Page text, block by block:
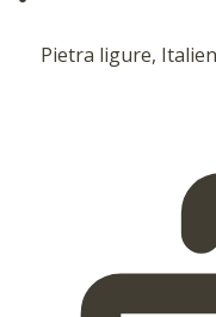
Pietra ligure, Italien